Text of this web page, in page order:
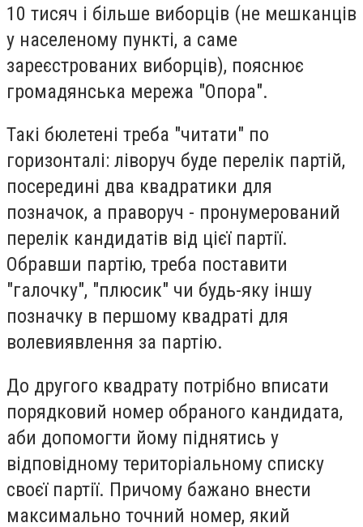
10 тисяч і більше виборців (не мешканців
у населеному пункті, а саме
зареєстрованих виборців), пояснює
громадянська мережа "Опора".
Такі бюлетені треба "читати" по
горизонталі: ліворуч буде перелік партій,
посередині два квадратики для
позначок, а праворуч - пронумерований
перелік кандидатів від цієї партії.
Обравши партію, треба поставити
"галочку", "плюсик" чи будь-яку іншу
позначку в першому квадраті для
волевиявлення за партію.
До другого квадрату потрібно вписати
порядковий номер обраного кандидата,
аби допомогти йому піднятись у
відповідному територіальному списку
своєї партії. Причому бажано внести
максимально точний номер, який